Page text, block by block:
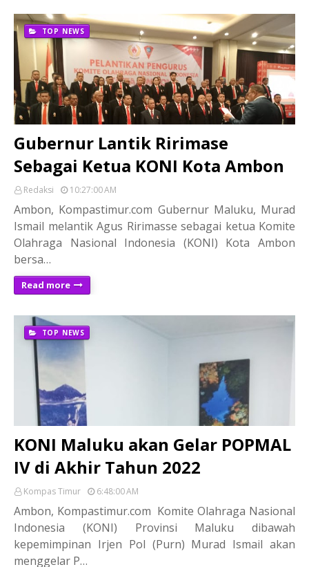
TOP NEWS
Gubernur Lantik Ririmase
Sebagai Ketua KONI Kota Ambon
Redaksi 10:27:00 AM
Ambon, Kompastimur.com Gubernur Maluku, Murad
Ismail melantik Agus Ririmasse sebagai ketua Komite
Olahraga Nasional Indonesia (KONI) Kota Ambon
bersa…
Read more
TOP NEWS
KONI Maluku akan Gelar POPMAL
IV di Akhir Tahun 2022
Kompas Timur 6:48:00 AM
Ambon, Kompastimur.com Komite Olahraga Nasional
Indonesia (KONI) Provinsi Maluku dibawah
kepemimpinan Irjen Pol (Purn) Murad Ismail akan
menggelar P…